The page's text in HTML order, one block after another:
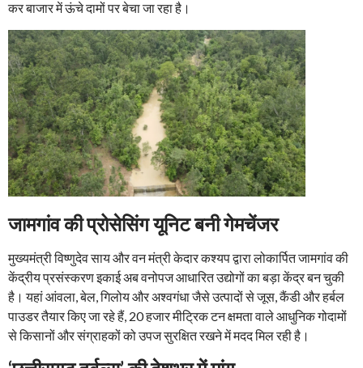
कर बाजार में ऊंचे दामों पर बेचा जा रहा है।
जामगांव की प्रोसेसिंग यूनिट बनी गेमचेंजर
मुख्यमंत्री विष्णुदेव साय और वन मंत्री केदार कश्यप द्वारा लोकार्पित जामगांव की
केंद्रीय प्रसंस्करण इकाई अब वनोपज आधारित उद्योगों का बड़ा केंद्र बन चुकी
है। यहां आंवला, बेल, गिलोय और अश्वगंधा जैसे उत्पादों से जूस, कैंडी और हर्बल
पाउडर तैयार किए जा रहे हैं, 20 हजार मीट्रिक टन क्षमता वाले आधुनिक गोदामों
से किसानों और संग्राहकों को उपज सुरक्षित रखने में मदद मिल रही है।